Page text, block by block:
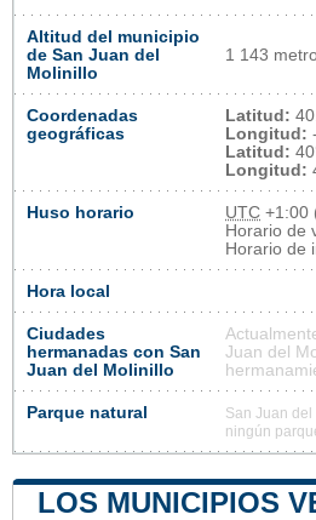
Altitud del municipio
de San Juan del
Molinillo
1 143
Coordenadas
geográficas
Latitud:
Longitud:
Latitud:
Longitud:
Huso horario UTC +1:00
Horario de
Horario de
Hora local
Ciudades
hermanadas con San
Juan del Molinillo
Juan del
Parque natural
San Juan
ningún
LOS MUNICIPIOS